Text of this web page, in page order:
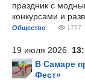
праздник с
конкурсами и
Общество 1757
19 июля 2026
В Самаре
Фест»